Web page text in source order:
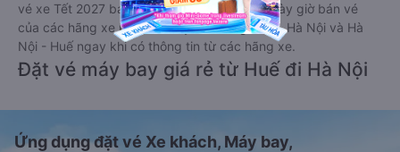
vé xe Tết 2027 bao gồm giá vé, lịch trình, ngày giờ bán vé
của các hãng xe khách đi tuyến đường Huế - Hà Nội và Hà
Nội - Huế ngay khi có thông tin từ các hãng xe.
Đặt vé máy bay giá rẻ từ Huế đi Hà Nội
Ứng dụng đặt vé Xe khách, Máy bay,